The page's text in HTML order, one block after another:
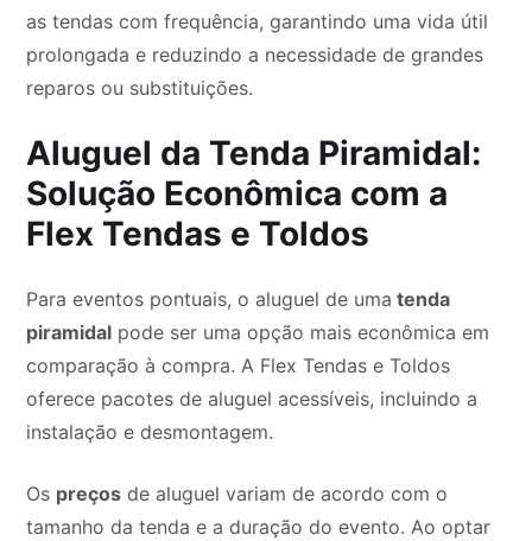
as tendas com frequência, garantindo uma vida útil
prolongada e reduzindo a necessidade de grandes
reparos ou substituições.
Aluguel da Tenda Piramidal:
Solução Econômica com a
Flex Tendas e Toldos
Para eventos pontuais, o aluguel de uma tenda
piramidal pode ser uma opção mais econômica em
comparação à compra. A Flex Tendas e Toldos
oferece pacotes de aluguel acessíveis, incluindo a
instalação e desmontagem.
Os preços de aluguel variam de acordo com o
tamanho da tenda e a duração do evento. Ao optar